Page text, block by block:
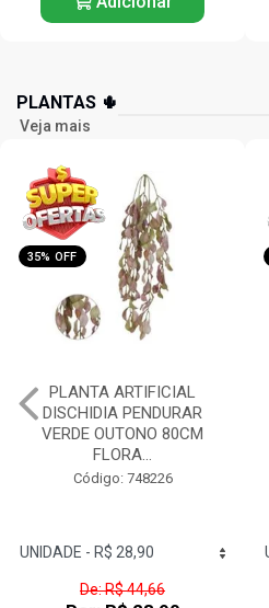
PLANTAS 🌵
Veja mais
35% OFF
PLANTA ARTIFICIAL
DISCHIDIA PENDURAR
VERDE OUTONO 80CM
FLORA...
Código: 748226
De: R$ 44,66